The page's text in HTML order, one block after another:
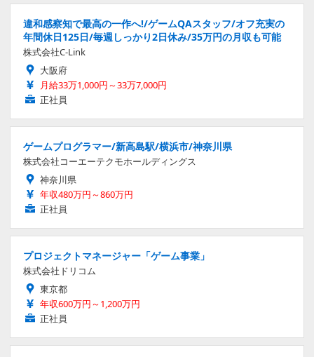
違和感察知で最高の一作へ!/ゲームQAスタッフ/オフ充実の
年間休日125日/毎週しっかり2日休み/35万円の月収も可能
株式会社C-Link
大阪府
月給33万1,000円～33万7,000円
正社員
ゲームプログラマー/新高島駅/横浜市/神奈川県
株式会社コーエーテクモホールディングス
神奈川県
年収480万円～860万円
正社員
プロジェクトマネージャー「ゲーム事業」
株式会社ドリコム
東京都
年収600万円～1,200万円
正社員